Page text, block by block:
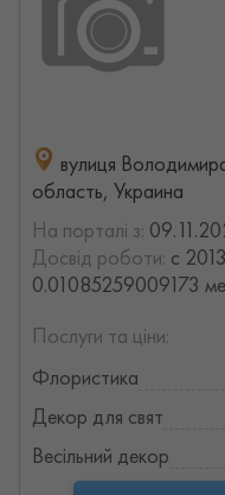
вулиця
область, Украина
На порталі з:
Досвід роботи: с
0.01085259009173
Послуги та ціни:
Флористика
Декор для свят
Весільний декор